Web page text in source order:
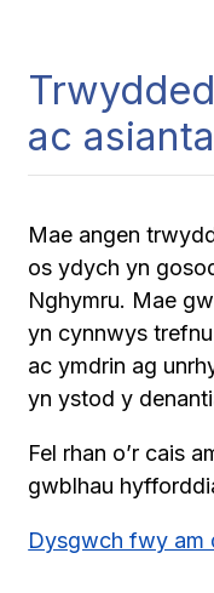
ac
Mae angen
os ydych yn
Nghymru. Mae
yn cynnwys
ac ymdrin ag
yn ystod y
Fel rhan o’r cais
gwblhau
Dysgwch fwy am